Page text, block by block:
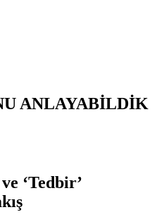
ANLAYABİLDİK
‘Tedbir’